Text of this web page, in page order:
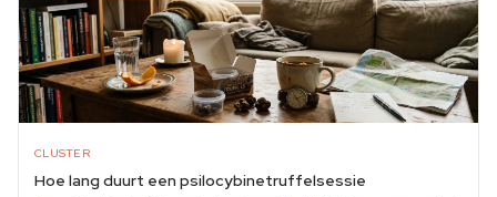
CLUSTER
Hoe lang duurt een psilocybinetruffelsessie